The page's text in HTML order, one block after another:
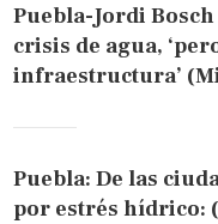
Puebla-Jordi
crisis de agua,
infraestructura’
Puebla: De las
por estrés hídrico: